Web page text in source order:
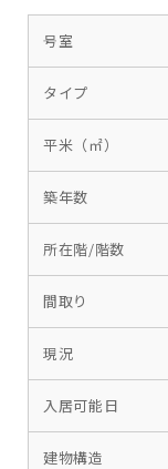
号室
タイプ
平米（㎡）
築年数
所在階/階数
間取り
現況
入居可能日
建物構造